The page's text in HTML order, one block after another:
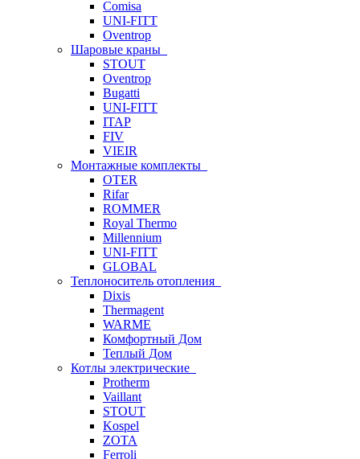
Comisa
UNI-FITT
Oventrop
Шаровые краны
STOUT
Oventrop
Bugatti
UNI-FITT
ITAP
FIV
VIEIR
Монтажные комплекты
OTER
Rifar
ROMMER
Royal Thermo
Millennium
UNI-FITT
GLOBAL
Теплоноситель отопления
Dixis
Thermagent
WARME
Комфортный Дом
Теплый Дом
Котлы электрические
Protherm
Vaillant
STOUT
Kospel
ZOTA
Ferroli